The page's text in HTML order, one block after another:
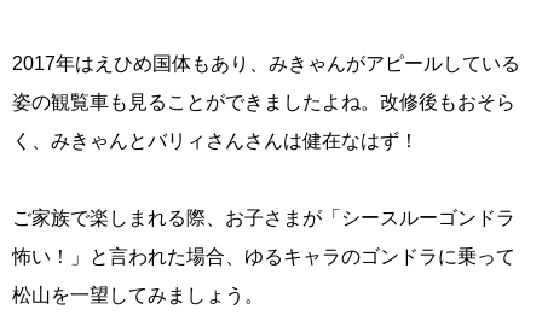
2017年はえひめ国体もあり、みきゃんがアピールしている
姿の観覧車も見ることができましたよね。改修後もおそら
く、みきゃんとバリィさんさんは健在なはず！
ご家族で楽しまれる際、お子さまが「シースルーゴンドラ
怖い！」と言われた場合、ゆるキャラのゴンドラに乗って
松山を一望してみましょう。